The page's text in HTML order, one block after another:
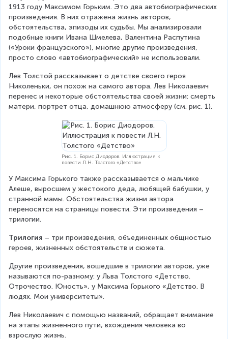
1913 году Максимом Горьким. Это два автобиографических
произведения. В них отражена жизнь авторов,
обстоятельства, эпизоды их судьбы. Мы анализировали
подобные книги Ивана Шмелева, Валентина Распутина
(«Уроки французского»), многие другие произведения,
просто слово «автобиографический» не использовали.
Лев Толстой рассказывает о детстве своего героя
Николеньки, он похож на самого автора. Лев Николаевич
перенес и некоторые обстоятельства своей жизни: смерть
матери, портрет отца, домашнюю атмосферу (см. рис. 1).
Рис. 1. Борис Диодоров. Иллюстрация к
повести Л.Н. Толстого «Детство»
У Максима Горького также рассказывается о мальчике
Алеше, выросшем у жестокого деда, любящей бабушки, у
странной мамы. Обстоятельства жизни автора
переносятся на страницы повести. Эти произведения –
трилогии.
Трилогия – три произведения, объединенных общностью
героев, жизненных обстоятельств и сюжета.
Другие произведения, вошедшие в трилогии авторов, уже
называются по-разному: у Льва Толстого «Детство.
Отрочество. Юность», у Максима Горького «Детство. В
людях. Мои университеты».
Лев Николаевич с помощью названий, обращает внимание
на этапы жизненного пути, вхождения человека во
взрослую жизнь.